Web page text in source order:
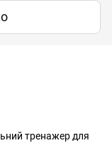
тренажер для